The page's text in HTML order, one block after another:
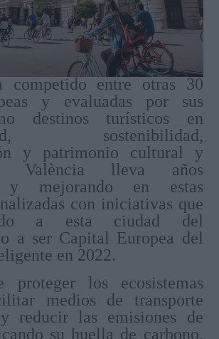
competido entre otras 30
y evaluadas por sus
destinos turísticos en
sostenibilidad,
y patrimonio cultural y
València lleva años
y mejorando en estas
con iniciativas que
a esta ciudad del
a ser Capital Europea del
en 2022.
los ecosistemas
medios de transporte
reducir las emisiones de
su huella de carbono,